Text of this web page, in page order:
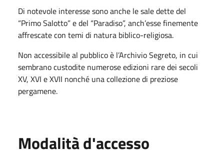
Di notevole interesse sono anche le sale dette del
“Primo Salotto” e del “Paradiso”, anch’esse finemente
affrescate con temi di natura biblico-religiosa.
Non accessibile al pubblico è l’Archivio Segreto, in cui
sembrano custodite numerose edizioni rare dei secoli
XV, XVI e XVII nonché una collezione di preziose
pergamene.
Modalità d'accesso